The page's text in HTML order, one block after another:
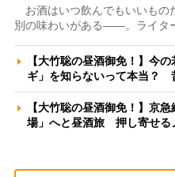
お酒はいつ飲んでもいいもの
別の味わいがある――。ライタ
【大竹聡の昼酒御免！】今
ギ」を知らないって本当？
【大竹聡の昼酒御免！】京
場」へと昼酒旅 押し寄せ